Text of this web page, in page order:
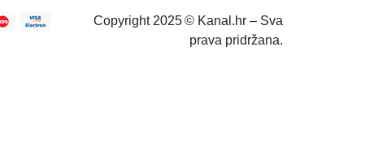
Copyright 2025 © Kanal.hr – Sva
prava pridržana.